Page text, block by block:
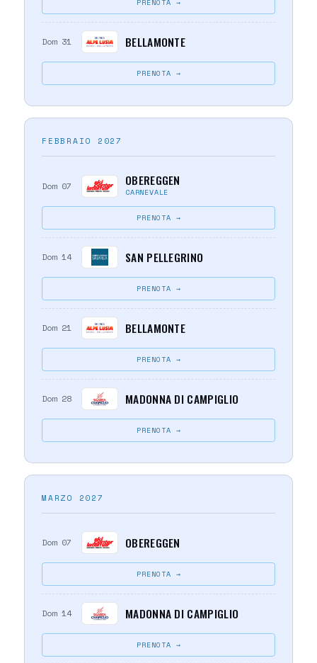
PRENOTA →
Dom 31 BELLAMONTE
PRENOTA →
FEBBRAIO 2027
Dom 07 OBEREGGEN
CARNEVALE
PRENOTA →
Dom 14 SAN PELLEGRINO
PRENOTA →
Dom 21 BELLAMONTE
PRENOTA →
Dom 28 MADONNA DI CAMPIGLIO
PRENOTA →
MARZO 2027
Dom 07 OBEREGGEN
PRENOTA →
Dom 14 MADONNA DI CAMPIGLIO
PRENOTA →